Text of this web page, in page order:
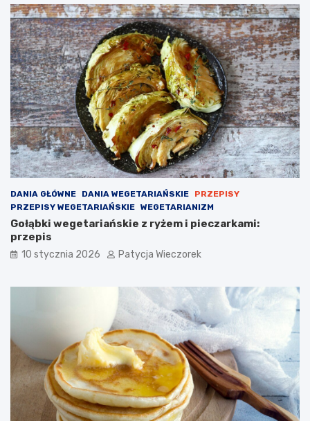
DANIA GŁÓWNE DANIA WEGETARIAŃSKIE
PRZEPISY
PRZEPISY WEGETARIAŃSKIE WEGETARIANIZM
Gołąbki wegetariańskie z ryżem i pieczarkami:
przepis
10 stycznia 2026 Patycja Wieczorek